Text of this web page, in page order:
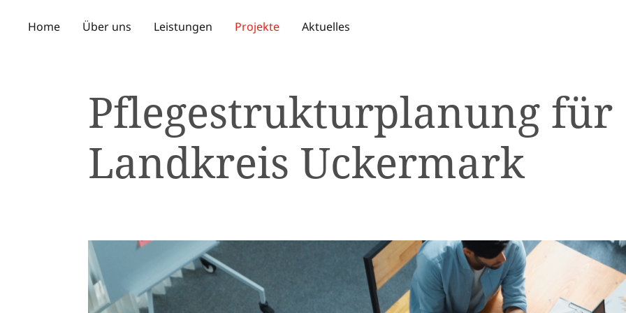
Home Über uns Leistungen Projekte Aktuelles
Pflegestrukturplanung für
Landkreis Uckermark